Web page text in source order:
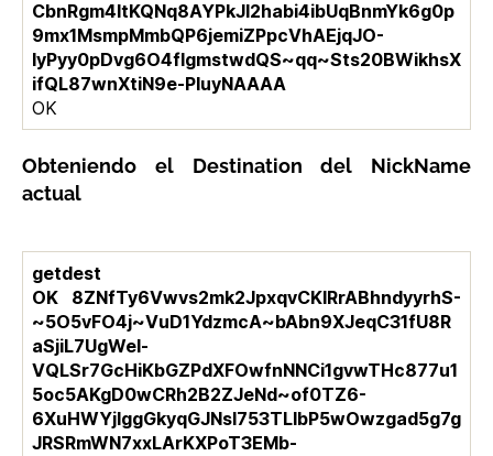
CbnRgm4ItKQNq8AYPkJI2habi4ibUqBnmYk6g0p
9mx1MsmpMmbQP6jemiZPpcVhAEjqJO-
IyPyy0pDvg6O4fIgmstwdQS~qq~Sts20BWikhsX
ifQL87wnXtiN9e-PluyNAAAA
OK
Obteniendo el Destination del NickName
actual
getdest
OK 8ZNfTy6Vwvs2mk2JpxqvCKIRrABhndyyrhS-
~5O5vFO4j~VuD1YdzmcA~bAbn9XJeqC31fU8R
aSjiL7UgWel-
VQLSr7GcHiKbGZPdXFOwfnNNCi1gvwTHc877u1
5oc5AKgD0wCRh2B2ZJeNd~of0TZ6-
6XuHWYjlggGkyqGJNsI753TLlbP5wOwzgad5g7g
JRSRmWN7xxLArKXPoT3EMb-